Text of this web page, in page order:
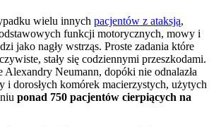
wielu innych pacjentów z ataksją,
funkcji motorycznych, mowy i
jako nagły wstrząs. Proste zadania które
stały się codziennymi przeszkodami.
Alexandry Neumann, dopóki nie odnalazła
i dorosłych komórek macierzystych, użytych
ponad 750 pacjentów cierpiących na